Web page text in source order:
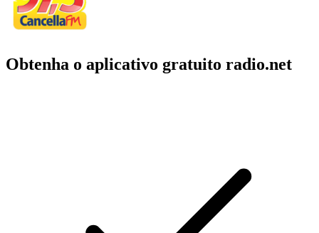
Obtenha o aplicativo gratuito radio.net